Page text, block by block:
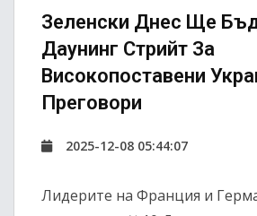
Зеленски Днес Ще
Даунинг Стрийт За
Високопоставени
Преговори
2025-12-08 05:44:07
Лидерите на Франция и